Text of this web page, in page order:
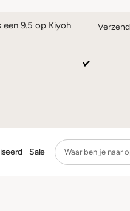
een 9.5 op Kiyoh
Sale